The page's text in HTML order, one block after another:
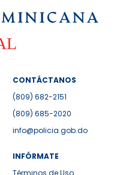
CONTÁCTANOS
(809) 682-2151
(809) 685-2020
info@policia.gob.do
INFÓRMATE
Términos de Uso